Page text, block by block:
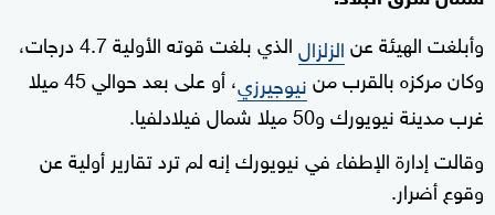
وأبلغت الهيئة عنالزلزال
الذي بلغت قوته الأولية 4.7 درجات،
وكان مركزه بالقرب مننيوجيرزي
، أو على بعد حوالي 45 ميلا
غرب مدينة نيويورك و50 ميلا شمال فيلادلفيا.
وقالت إدارة الإطفاء في نيويورك إنه لم ترد تقارير أولية عن
وقوع أضرار.